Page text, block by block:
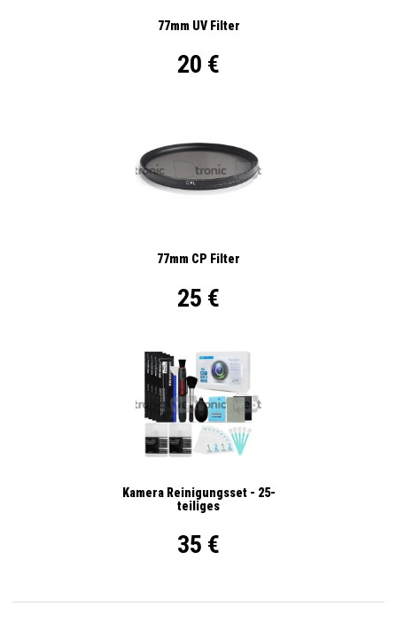
77mm UV Filter
20 €
77mm CP Filter
25 €
Kamera Reinigungsset - 25-
teiliges
35 €